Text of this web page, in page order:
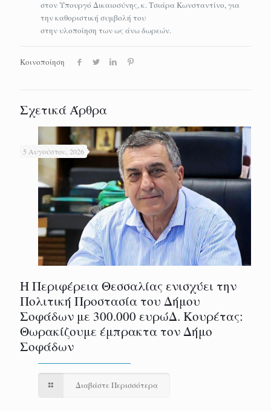
στον Υπουργό Δικαιοσύνης, κ. Τσιάρα Κωνσταντίνο, για
την καθοριστική συμβολή του
στην υλοποίηση των ως άνω δωρεών.
Κοινοποίηση
Σχετικά Άρθρα
5 Αυγούστου, 2026
Η Περιφέρεια Θεσσαλίας ενισχύει την
Πολιτική Προστασία του Δήμου
Σοφάδων με 300.000 ευρώΔ. Κουρέτας:
Θωρακίζουμε έμπρακτα τον Δήμο
Σοφάδων
Διαβάστε Περισσότερα